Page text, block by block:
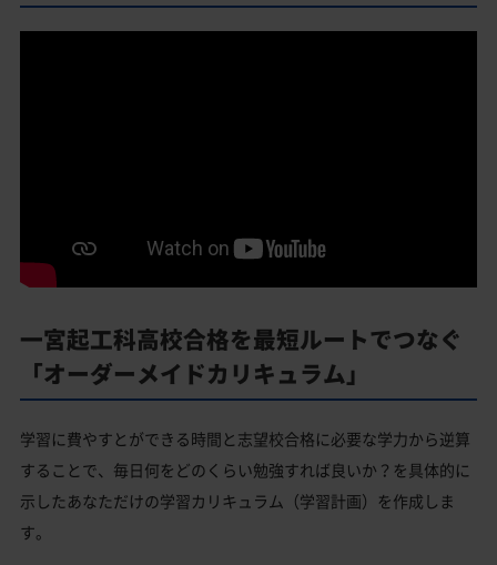
一宮起工科高校合格を最短ルートでつなぐ
「オーダーメイドカリキュラム」
学習に費やすとができる時間と志望校合格に必要な学力から逆算
することで、毎日何をどのくらい勉強すれば良いか？を具体的に
示したあなただけの学習カリキュラム（学習計画）を作成しま
す。